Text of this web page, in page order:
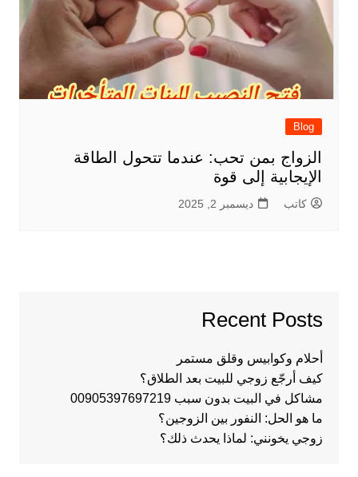
Blog
الزواج بمن تحب: عندما تتحول الطاقة
الإيجابية إلى قوة
كاتب ديسمبر 2, 2025
Recent Posts
أحلام وكوابيس وقلق مستمر
كيف أرجّع زوجي للبيت بعد الطلاق؟
مشاكل في البيت بدون سبب 00905397697219
ما هو الحل: النفور بين الزوجين؟
زوجي يخونني: لماذا يحدث ذلك؟